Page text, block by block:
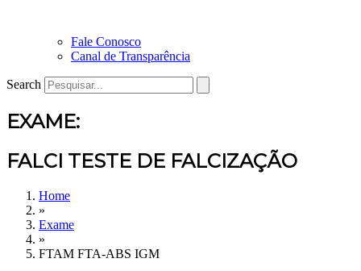
Fale Conosco
Canal de Transparência
Search
EXAME:
FALCI TESTE DE FALCIZAÇÃO
Home
»
Exame
»
FTAM FTA-ABS IGM